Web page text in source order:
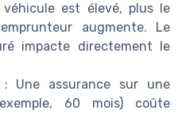
est élevé, plus le
augmente. Le
impacte directement le
: Une assurance sur une
60 mois) coûte